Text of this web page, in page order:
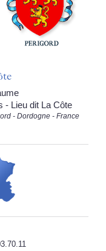
- Lieu dit La Côte
- Dordogne - France